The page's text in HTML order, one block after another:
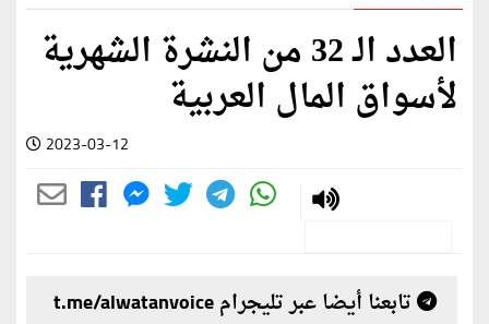
العدد الـ 32 من النشرة الشهرية
لأسواق المال العربية
2023-03-12
تابعنا أيضا عبر تليجرام t.me/alwatanvoice